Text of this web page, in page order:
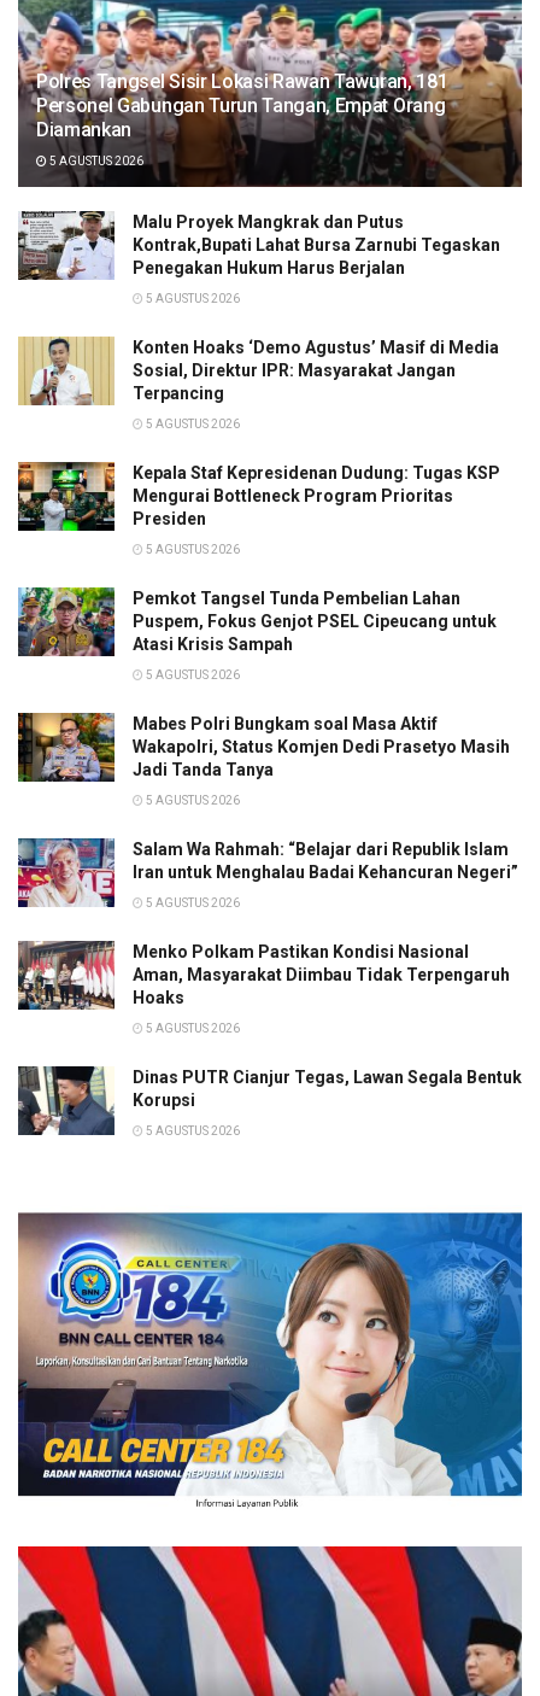
Polres Tangsel Sisir Lokasi Rawan Tawuran, 181
Personel Gabungan Turun Tangan, Empat Orang
Diamankan
5 AGUSTUS 2026
Malu Proyek Mangkrak dan Putus
Kontrak,Bupati Lahat Bursa Zarnubi Tegaskan
Penegakan Hukum Harus Berjalan
5 AGUSTUS 2026
Konten Hoaks ‘Demo Agustus’ Masif di Media
Sosial, Direktur IPR: Masyarakat Jangan
Terpancing
5 AGUSTUS 2026
Kepala Staf Kepresidenan Dudung: Tugas KSP
Mengurai Bottleneck Program Prioritas
Presiden
5 AGUSTUS 2026
Pemkot Tangsel Tunda Pembelian Lahan
Puspem, Fokus Genjot PSEL Cipeucang untuk
Atasi Krisis Sampah
5 AGUSTUS 2026
Mabes Polri Bungkam soal Masa Aktif
Wakapolri, Status Komjen Dedi Prasetyo Masih
Jadi Tanda Tanya
5 AGUSTUS 2026
Salam Wa Rahmah: “Belajar dari Republik Islam
Iran untuk Menghalau Badai Kehancuran Negeri”
5 AGUSTUS 2026
Menko Polkam Pastikan Kondisi Nasional
Aman, Masyarakat Diimbau Tidak Terpengaruh
Hoaks
5 AGUSTUS 2026
Dinas PUTR Cianjur Tegas, Lawan Segala Bentuk
Korupsi
5 AGUSTUS 2026